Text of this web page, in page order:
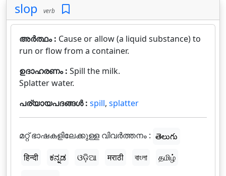
slop verb
അർത്ഥം : Cause or allow (a liquid substance) to
run or flow from a container.
ഉദാഹരണം : Spill the milk.
Splatter water.
പര്യായപദങ്ങൾ : spill, splatter
മറ്റ് ഭാഷകളിലേക്കുള്ള വിവർത്തനം : తెలుగు
हिन्दी
ಕನ್ನಡ ଓଡ଼ିଆ मराठी বাংলা
தமிழ்